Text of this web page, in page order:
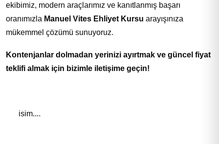
ekibimiz, modern araçlarımız ve kanıtlanmış başarı
oranımızla Manuel Vites Ehliyet Kursu arayışınıza
mükemmel çözümü sunuyoruz.
Kontenjanlar dolmadan yerinizi ayırtmak ve güncel fiyat
teklifi almak için bizimle iletişime geçin!